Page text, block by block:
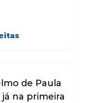
de Paula
na primeira